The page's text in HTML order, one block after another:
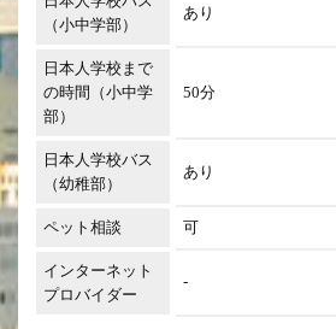
（小中学部）
あり
日本人学校まで
の時間（小中学
部）
50分
日本人学校バス
（幼稚部）
あり
ペット相談 可
インターネット
プロバイダー
-